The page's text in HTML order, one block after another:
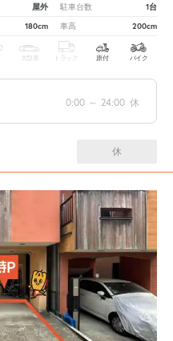
屋外 駐車台数 1台
180cm 車高 200cm
大型車 トラック 原付 バイク
0:00 ～ 24:00 休
休